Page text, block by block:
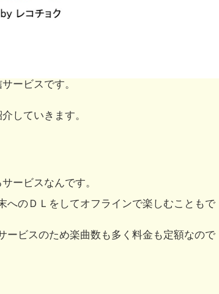
ービスです。
していきます。
ービスなんです。
へのＤＬをしてオフラインで楽しむこともで
ービスのため楽曲数も多く料金も定額なので